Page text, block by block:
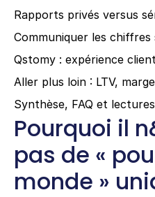
Rapports privés versus
Communiquer les
Qstomy : expérience
Aller plus loin : LTV,
Synthèse, FAQ et lectures
Pourquoi il
pas de «
monde »